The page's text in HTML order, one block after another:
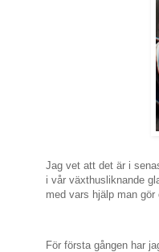
Jag vet att det är i
i vår växthusliknande
med vars hjälp man
För första gången har